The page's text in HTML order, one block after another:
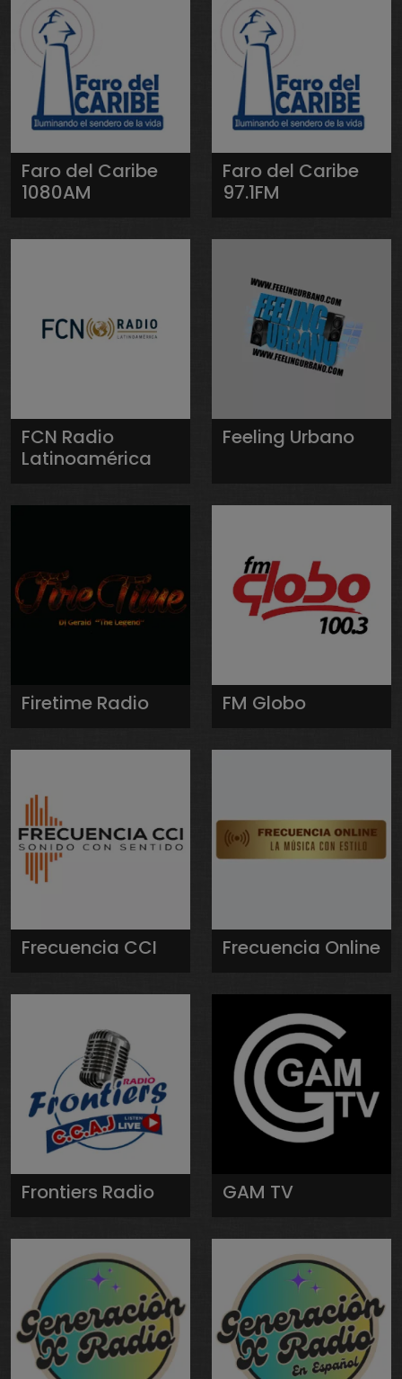
Faro del Caribe
1080AM
Faro del Caribe
97.1FM
FCN Radio
Latinoamérica
Feeling Urbano
Firetime Radio FM Globo
Frecuencia CCI Frecuencia Online
Frontiers Radio GAM TV